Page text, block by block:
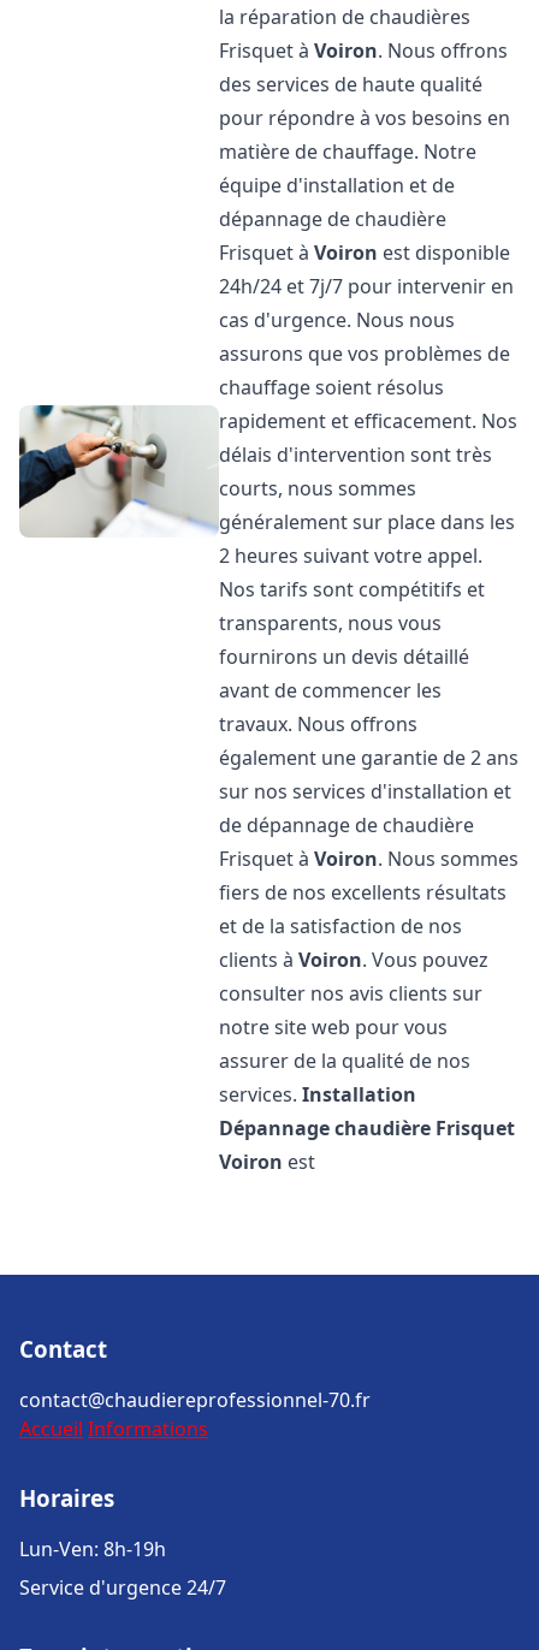
la réparation de chaudières
Frisquet àVoiron. Nous offrons
des services de haute qualité
pour répondre à vos besoins en
matière de chauffage. Notre
équipe d'installation et de
dépannage de chaudière
Frisquet àVoiron est disponible
24h/24 et 7j/7 pour intervenir en
cas d'urgence. Nous nous
assurons que vos problèmes de
chauffage soient résolus
rapidement et efficacement. Nos
délais d'intervention sont très
courts, nous sommes
généralement sur place dans les
2 heures suivant votre appel.
Nos tarifs sont compétitifs et
transparents, nous vous
fournirons un devis détaillé
avant de commencer les
travaux. Nous offrons
également une garantie de 2 ans
sur nos services d'installation et
de dépannage de chaudière
Frisquet àVoiron. Nous sommes
fiers de nos excellents résultats
et de la satisfaction de nos
clients àVoiron. Vous pouvez
consulter nos avis clients sur
notre site web pour vous
assurer de la qualité de nos
services.Installation
Dépannage chaudière Frisquet
Voiron est
Contact
contact@chaudiereprofessionnel-70.fr
Accueil Informations
Horaires
Lun-Ven: 8h-19h
Service d'urgence 24/7